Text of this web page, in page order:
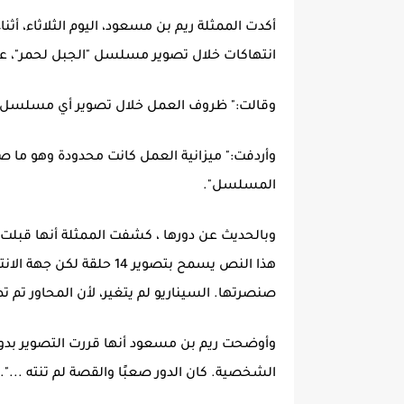
أكدت الممثلة ريم بن مسعود، اليوم الثلاثاء،
انتهاكات خلال تصوير مسلسل "الجبل
وقالت:" ظروف العمل خلال تصوير أي مسلسل
وأردفت:" ميزانية العمل كانت محدودة وهو
المسلسل".
وبالحديث عن دورها ، كشفت الممثلة أنها قبلت
صنصرتها. السيناريو لم يتغير، لأن المحاور تم
وأوضحت ريم بن مسعود أنها قررت التصوير
الشخصية. كان الدور صعبًا والقصة لم تنته ...".